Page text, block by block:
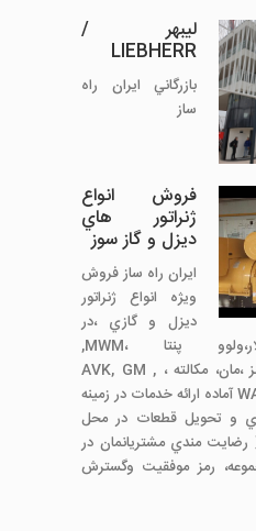
ليبهر /
LIEBHERR
بازرگاني ايران راه
ساز
فروش انواع
ژنراتور هاي
ديزل و گاز سوز
ايران راه ساز فروش
ويژه انواع ژنراتور
ديزل و گازي ،در
برند هاي كاترپيلار،ولوو پنتا ،MWM,
ميتسوبيشي،استامفورد،پركينز ،مان، مكالته ، AVK, GM ,
WASTING POWER , MTU آماده ارائه خدمات در زمينه
و تحويل قطعات در محل
مندي مشتريانمان در
رمز موفقيت وگسترش